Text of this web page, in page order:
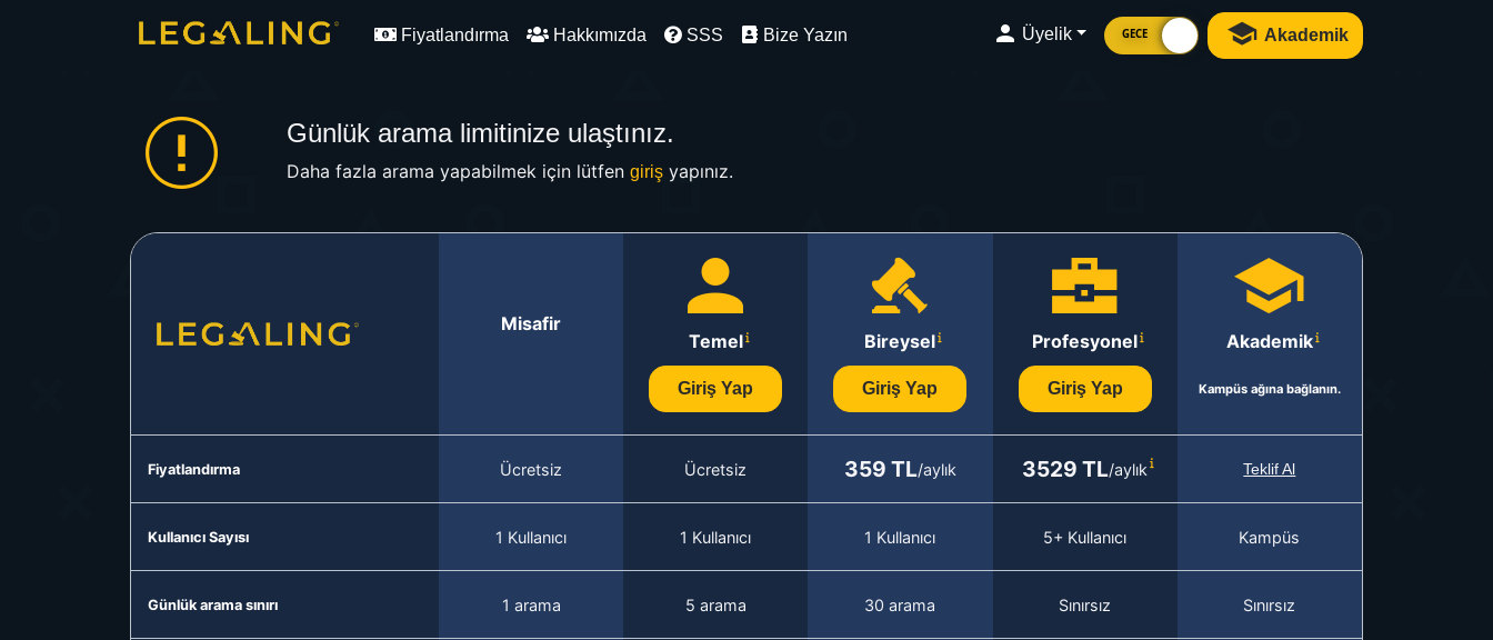
Fiyatlandırma Hakkımızda SSS Bize Yazın Üyelik GECE Akademik
Günlük arama limitinize ulaştınız.
Daha fazla arama yapabilmek için lütfen girişyapınız.
Misafir
Temel
Giriş Yap
Bireysel
Giriş Yap
Profesyonel
Giriş Yap
Akademik
Kampüs ağına bağlanın.
Fiyatlandırma Ücretsiz Ücretsiz 359 TL/aylık 3529 TL/aylık Teklif Al
Kullanıcı Sayısı 1 Kullanıcı 1 Kullanıcı 1 Kullanıcı 5+ Kullanıcı Kampüs
Günlük arama sınırı 1 arama 5 arama 30 arama Sınırsız Sınırsız